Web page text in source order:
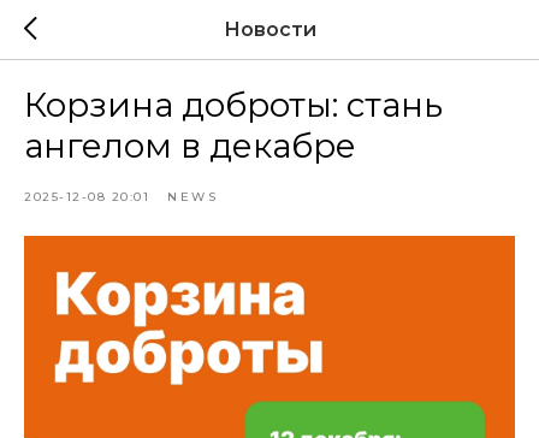
Новости
Корзина доброты: стань
ангелом в декабре
2025-12-08 20:01 NEWS